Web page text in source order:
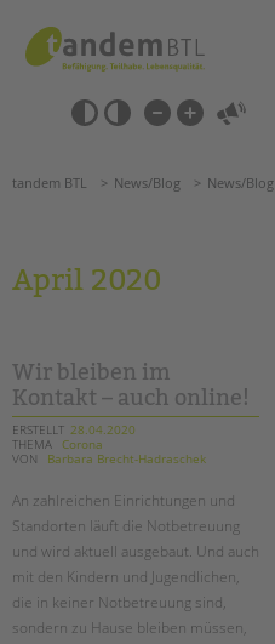
springen
Barrierefrei-
Einstellungen
überspringen
überspringen
Grundschulen
Förderzentren
Kollegs
EFöB
Schulbezogene Sozialarbeit
HILFEN ZUR ERZIEHUNG
EINGLIEDERUNGSHILFE
BETREUTES WOHNEN
Suchen
tandem BTL News/Blog News/Blog
April 2020
Wir bleiben im
Kontakt – auch online!
ERSTELLT 28.04.2020
THEMA Corona
VON
Barbara Brecht-Hadraschek
An zahlreichen Einrichtungen und
Standorten läuft die Notbetreuung
und wird aktuell ausgebaut. Und auch
mit den Kindern und Jugendlichen,
die in keiner Notbetreuung sind,
sondern zu Hause bleiben müssen,